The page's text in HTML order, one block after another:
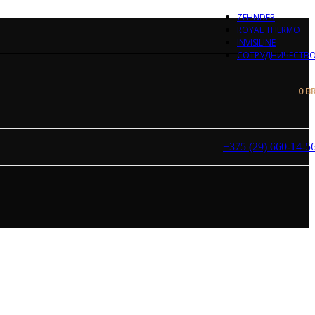
ZEHNDER
ROYAL THERMO
INVISILINE
0
+375 (29) 660-14-